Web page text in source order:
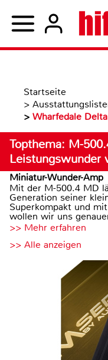
Startseite
>
> Wharfedale
Topthema: M-
Leistungswunder
Miniatur-Wunder-Amp
Mit der M-500.4 MD
Generation seiner
Superkompakt und
wollen wir uns
>> Mehr erfahren
>> Alle anzeigen